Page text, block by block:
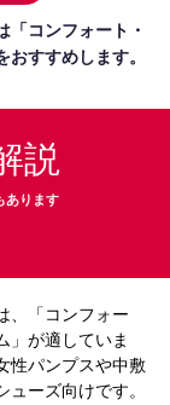
「コンフォート・
すすめします。
説
あります
、「コンフォー
」が適していま
性パンプスや中敷
ーズ向けです。